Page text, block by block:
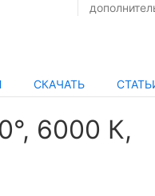
СКАЧАТЬ
6000 К,